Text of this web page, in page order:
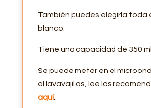
También puedes elegirla toda
blanco.
Tiene una capacidad de 350 ml.
Se puede meter en el
el lavavajillas, lee las
aquí.